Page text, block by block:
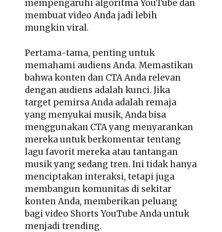
mempengaruhi algoritma YouTube dan
membuat video Anda jadi lebih
mungkin viral.
Pertama-tama, penting untuk
memahami audiens Anda. Memastikan
bahwa konten dan CTA Anda relevan
dengan audiens adalah kunci. Jika
target pemirsa Anda adalah remaja
yang menyukai musik, Anda bisa
menggunakan CTA yang menyarankan
mereka untuk berkomentar tentang
lagu favorit mereka atau tantangan
musik yang sedang tren. Ini tidak hanya
menciptakan interaksi, tetapi juga
membangun komunitas di sekitar
konten Anda, memberikan peluang
bagi video Shorts YouTube Anda untuk
menjadi trending.